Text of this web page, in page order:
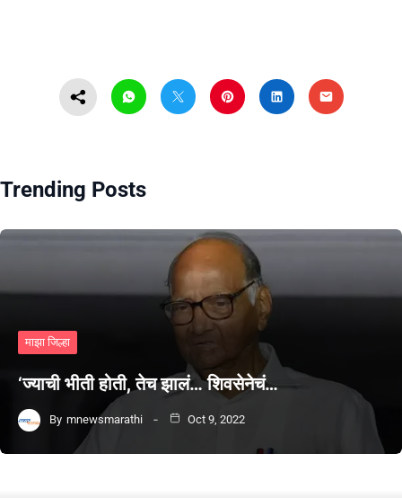
Trending Posts
माझा जिल्हा
‘ज्याची भीती होती, तेच झालं… शिवसेनेचं…
By mnewsmarathi Oct 9, 2022